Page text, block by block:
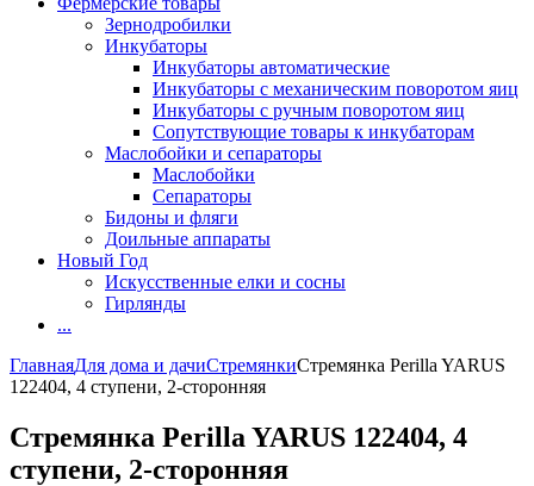
Зернодробилки
Инкубаторы
Инкубаторы автоматические
Инкубаторы с механическим поворотом яиц
Инкубаторы с ручным поворотом яиц
Сопутствующие товары к инкубаторам
Маслобойки и сепараторы
Маслобойки
Сепараторы
Бидоны и фляги
Доильные аппараты
Новый Год
Искусственные елки и сосны
Гирлянды
...
ГлавнаяДля дома и дачиСтремянкиСтремянка Perilla YARUS
122404, 4 ступени, 2-сторонняя
Стремянка Perilla YARUS 122404, 4
ступени, 2-сторонняя